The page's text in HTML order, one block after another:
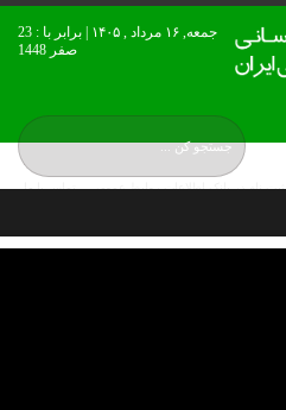
تماس با ما
ثبت نام در بانک اطلاعات روابط عمومی
جمعه, ۱۶ مرداد , ۱۴۰۵ | برابر با : 23
صفر 1448